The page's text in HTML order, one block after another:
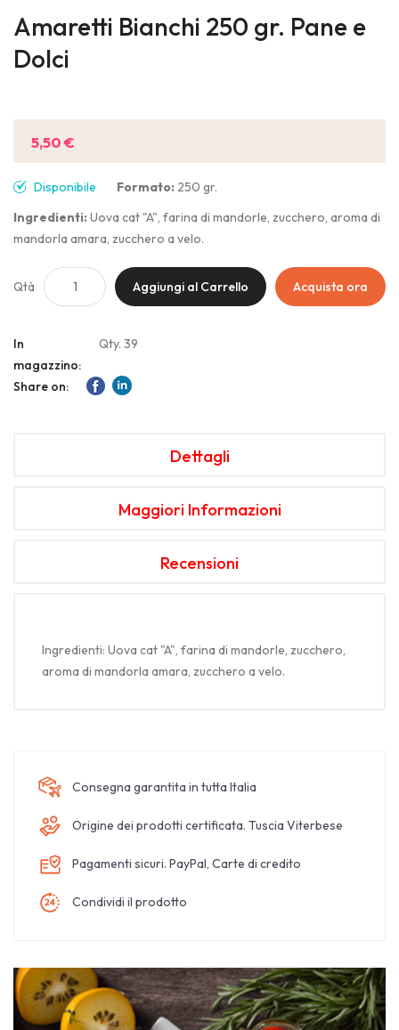
to
the
beginning
images
gallery
Amaretti Bianchi 250 gr. Pane e
Dolci
5,50 €
Disponibile Formato: 250 gr.
Ingredienti: Uova cat "A", farina di mandorle, zucchero, aroma di
mandorla amara, zucchero a velo.
Qtà Aggiungi al Carrello Acquista ora
In
magazzino:
Qty. 39
Share on:
Dettagli
Maggiori Informazioni
Recensioni
Ingredienti: Uova cat "A", farina di mandorle, zucchero,
aroma di mandorla amara, zucchero a velo.
Consegna garantita in tutta Italia
Origine dei prodotti certificata. Tuscia Viterbese
Pagamenti sicuri. PayPal, Carte di credito
Condividi il prodotto